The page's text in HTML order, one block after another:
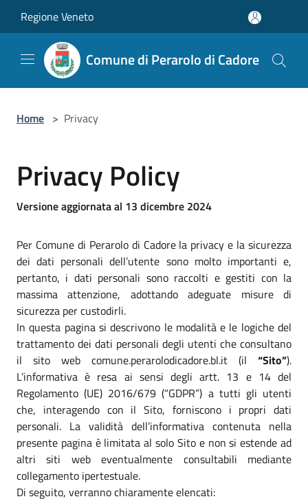
Regione Veneto
Comune di Perarolo di Cadore
Home > Privacy
Privacy Policy
Versione aggiornata al 13 dicembre 2024
Per Comune di Perarolo di Cadore la privacy e la sicurezza
dei dati personali dell’utente sono molto importanti e,
pertanto, i dati personali sono raccolti e gestiti con la
massima attenzione, adottando adeguate misure di
sicurezza per custodirli.
In questa pagina si descrivono le modalità e le logiche del
trattamento dei dati personali degli utenti che consultano
il sito web comune.perarolodicadore.bl.it (il “Sito”).
L’informativa è resa ai sensi degli artt. 13 e 14 del
Regolamento (UE) 2016/679 (“GDPR”) a tutti gli utenti
che, interagendo con il Sito, forniscono i propri dati
personali. La validità dell’informativa contenuta nella
presente pagina è limitata al solo Sito e non si estende ad
altri siti web eventualmente consultabili mediante
collegamento ipertestuale.
Di seguito, verranno chiaramente elencati: